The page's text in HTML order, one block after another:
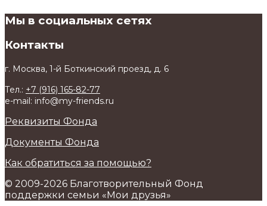
Мы в социальных сетях
Контакты
г. Москва, 1-й Боткинский проезд, д. 6
Тел.: +7 (916) 165-82-77
e-mail: info@my-friends.ru
Реквизиты Фонда
Документы Фонда
Как обратиться за помощью?
© 2009-2026 Благотворительный Фонд
поддержки семьи «Мои друзья»